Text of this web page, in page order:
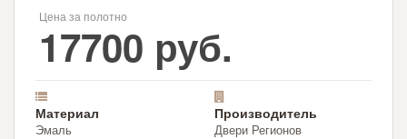
Цена за полотно
17700 руб.
Материал
Эмаль
Производитель
Двери Регионов